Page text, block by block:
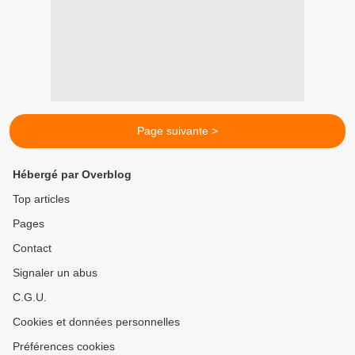
Page suivante >
Hébergé par Overblog
Top articles
Pages
Contact
Signaler un abus
C.G.U.
Cookies et données personnelles
Préférences cookies